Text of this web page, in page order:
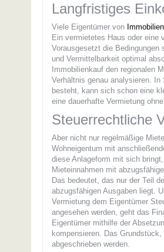
Langfristiges
Viele Eigentümer von Immobilien
Ein vermietetes Haus oder eine
Vorausgesetzt die
und Vermittelbarkeit optimal
Immobilienkauf den regionalen
Verhältnis genau analysieren.
besteht, kann sich schon eine
eine dauerhafte Vermietung
Steuerrechtliche
Aber nicht nur regelmäßige
Wohneigentum mit
diese Anlageform mit sich
Mieteinnahmen mit
Das bedeutet, das nur der Teil
abzugsfähigen Ausgaben liegt.
Vermietung dem Eigentümer
angesehen werden, geht das
Eigentümer mithilfe der
kompensieren. Das
abgeschrieben werden.